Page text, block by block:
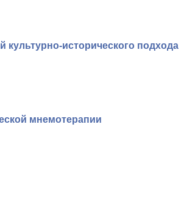
исторического подхода
мнемотерапии